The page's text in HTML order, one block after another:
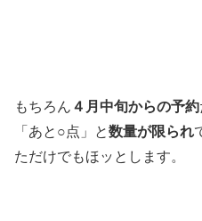
もちろん ４月中旬からの予約
「あと○点」と数量が限られ
ただけでもほッとします。